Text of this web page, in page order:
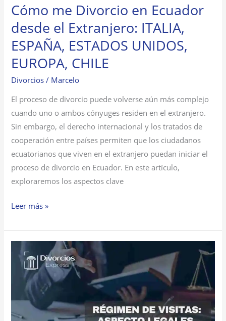
Cómo me Divorcio en Ecuador
desde el Extranjero: ITALIA,
ESPAÑA, ESTADOS UNIDOS,
EUROPA, CHILE
Divorcios / Marcelo
El proceso de divorcio puede volverse aún más complejo
cuando uno o ambos cónyuges residen en el extranjero.
Sin embargo, el derecho internacional y los tratados de
cooperación entre países permiten que los ciudadanos
ecuatorianos que viven en el extranjero puedan iniciar el
proceso de divorcio en Ecuador. En este artículo,
exploraremos los aspectos clave
ESPAÑA,
UNIDOS,
EUROPA,
CHILE
Leer más »
Régimen
Visitas:
Aspectos
Legales